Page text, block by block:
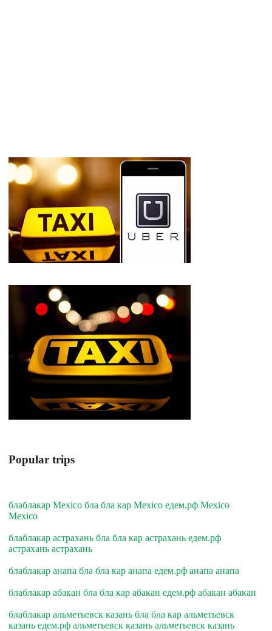
Popular trips
блаблакар Mexico бла бла кар Mexico едем.рф Mexico
Mexico
блаблакар астрахань бла бла кар астрахань едем.рф
астрахань астрахань
блаблакар анапа бла бла кар анапа едем.рф анапа анапа
блаблакар абакан бла бла кар абакан едем.рф абакан абакан
блаблакар альметьевск казань бла бла кар альметьевск
казань едем.рф альметьевск казань альметьевск казань